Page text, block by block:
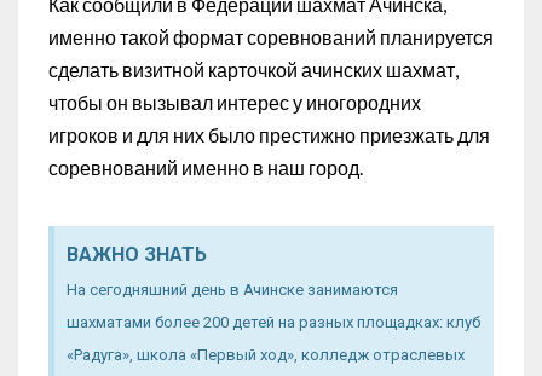
именно такой формат соревнований планируется
сделать визитной карточкой ачинских шахмат,
чтобы он вызывал интерес у иногородних
игроков и для них было престижно приезжать для
соревнований именно в наш город.
ВАЖНО ЗНАТЬ
На сегодняшний день в Ачинске занимаются
шахматами более 200 детей на разных площадках: клуб
«Радуга», школа «Первый ход», колледж отраслевых